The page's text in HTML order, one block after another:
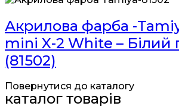
Акрилова фарба -
mini X-2 White – Білий
(81502)
Повернутися до каталогу
каталог товарів